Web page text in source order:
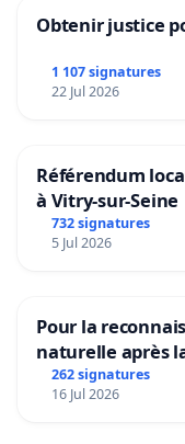
Obtenir justice
1 107 signatures
22 Jul 2026
Référendum
à Vitry-sur-Seine
732 signatures
5 Jul 2026
Pour la
naturelle après
Aubenas et ses
262 signatures
16 Jul 2026